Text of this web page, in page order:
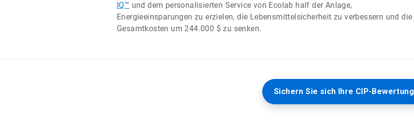
IQ™ und dem personalisierten Service von Ecolab half der Anlage,
Energieeinsparungen zu erzielen, die Lebensmittelsicherheit zu verbessern und die
Gesamtkosten um 244.000 $ zu senken.
Sichern Sie sich Ihre CIP-Bewertung